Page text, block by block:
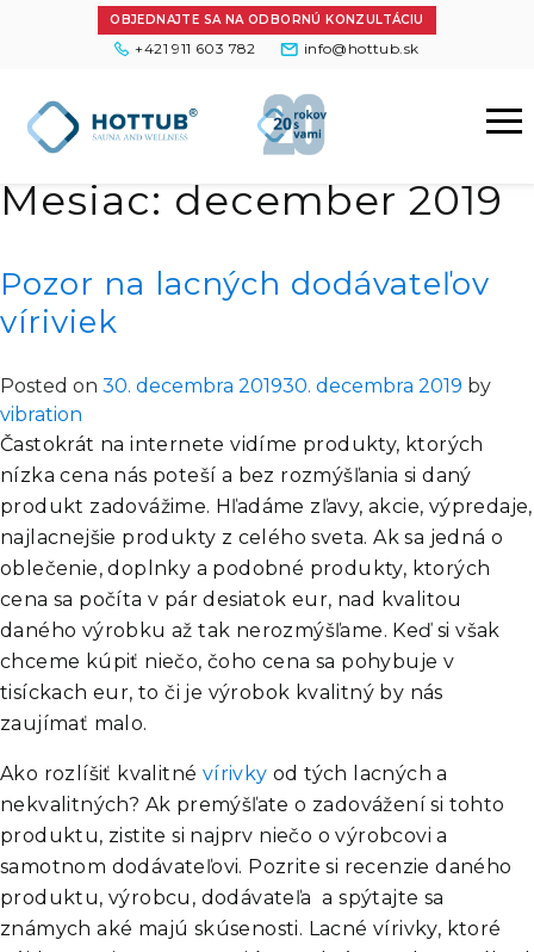
OBJEDNAJTE SA NA ODBORNÚ KONZULTÁCIU
+421 911 603 782 info@hottub.sk
Mesiac: december 2019
Pozor na lacných dodávateľov
víriviek
Posted on 30. decembra 201930. decembra 2019 by
vibration
Častokrát na internete vidíme produkty, ktorých
nízka cena nás poteší a bez rozmýšľania si daný
produkt zadovážime. Hľadáme zľavy, akcie, výpredaje,
najlacnejšie produkty z celého sveta. Ak sa jedná o
oblečenie, doplnky a podobné produkty, ktorých
cena sa počíta v pár desiatok eur, nad kvalitou
daného výrobku až tak nerozmýšľame. Keď si však
chceme kúpiť niečo, čoho cena sa pohybuje v
tisíckach eur, to či je výrobok kvalitný by nás
zaujímať malo.
Ako rozlíšiť kvalitné vírivky od tých lacných a
nekvalitných? Ak premýšľate o zadovážení si tohto
produktu, zistite si najprv niečo o výrobcovi a
samotnom dodávateľovi. Pozrite si recenzie daného
produktu, výrobcu, dodávateľa a spýtajte sa
známych aké majú skúsenosti. Lacné vírivky, ktoré